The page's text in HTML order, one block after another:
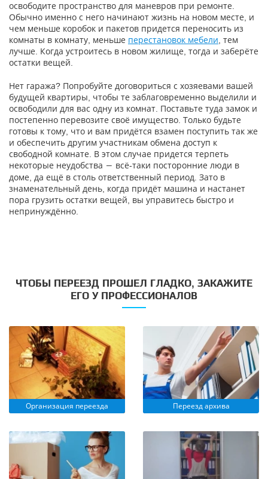
освободите пространство для маневров при ремонте.
Обычно именно с него начинают жизнь на новом месте, и
чем меньше коробок и пакетов придется переносить из
комнаты в комнату, меньше перестановок мебели , тем
лучше. Когда устроитесь в новом жилище, тогда и заберёте
остатки вещей.
Нет гаража? Попробуйте договориться с хозяевами вашей
будущей квартиры, чтобы те заблаговременно выделили и
освободили для вас одну из комнат. Поставьте туда замок и
постепенно перевозите своё имущество. Только будьте
готовы к тому, что и вам придётся взамен поступить так же
и обеспечить другим участникам обмена доступ к
свободной комнате. В этом случае придется терпеть
некоторые неудобства ― всё-таки посторонние люди в
доме, да ещё в столь ответственный период. Зато в
знаменательный день, когда придёт машина и настанет
пора грузить остатки вещей, вы управитесь быстро и
непринуждённо.
ЧТОБЫ ПЕРЕЕЗД ПРОШЕЛ ГЛАДКО, ЗАКАЖИТЕ
ЕГО У ПРОФЕССИОНАЛОВ
Организация переезда Переезд архива